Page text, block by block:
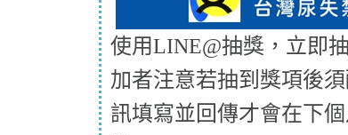
使用LINE@抽獎，立即
加者注意若抽到獎項後
訊填寫並回傳才會在下